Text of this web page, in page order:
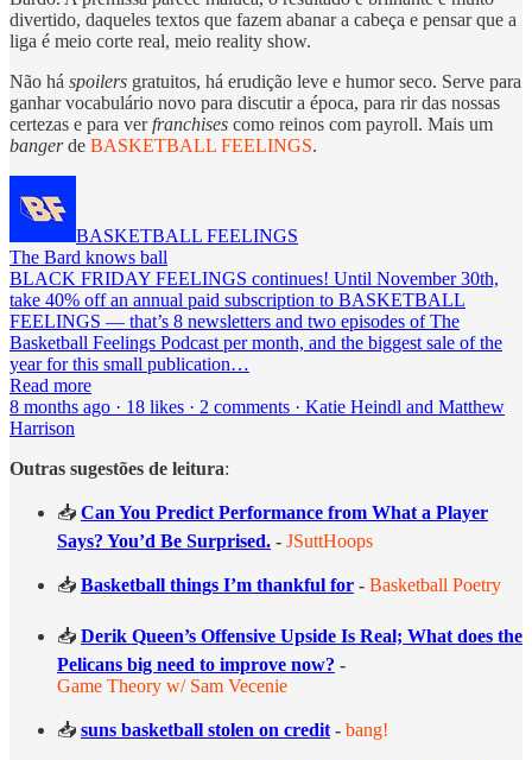
divertido, daqueles textos que fazem abanar a cabeça e pensar que a
liga é meio corte real, meio reality show.
Não há spoilers gratuitos, há erudição leve e humor seco. Serve para
ganhar vocabulário novo para discutir a época, para rir das nossas
certezas e para verfranchises como reinos com payroll. Mais um
bangerde BASKETBALL FEELINGS.
BASKETBALL FEELINGS
The Bard knows ball
BLACK FRIDAY FEELINGS continues! Until November 30th,
take 40% off an annual paid subscription to BASKETBALL
FEELINGS — that’s 8 newsletters and two episodes of The
Basketball Feelings Podcast per month, and the biggest sale of the
year for this small publication…
Read more
8 months ago · 18 likes · 2 comments · Katie Heindl and Matthew
Harrison
Outras sugestões de leitura:
📥 Can You Predict Performance from What a Player
Says? You’d Be Surprised. - JSuttHoops
📥 Basketball things I’m thankful for - Basketball Poetry
📥 Derik Queen’s Offensive Upside Is Real; What does the
Pelicans big need to improve now? -
Game Theory w/ Sam Vecenie
📥 suns basketball stolen on credit - bang!